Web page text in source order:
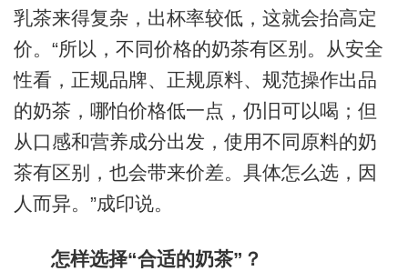
乳茶来得复杂，出杯率较低，这就会抬高定
价。“所以，不同价格的奶茶有区别。从安全
性看，正规品牌、正规原料、规范操作出品
的奶茶，哪怕价格低一点，仍旧可以喝；但
从口感和营养成分出发，使用不同原料的奶
茶有区别，也会带来价差。具体怎么选，因
人而异。”成印说。
怎样选择“合适的奶茶”？